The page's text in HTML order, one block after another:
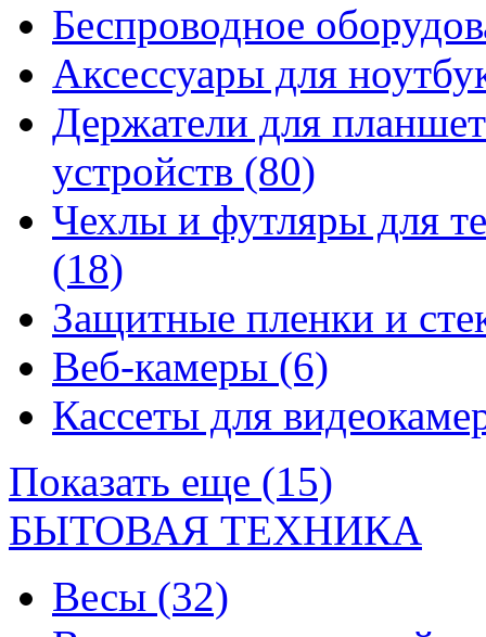
Беспроводное
Аксессуары для
Держатели для
устройств (80)
Чехлы и футляры для
(18)
Защитные пленки и
Веб-камеры (6)
Кассеты для
Показать еще (15)
БЫТОВАЯ ТЕХНИКА
Весы (32)